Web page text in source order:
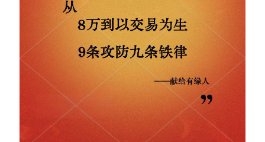
网站备案号：鄂ICP备2024064768号